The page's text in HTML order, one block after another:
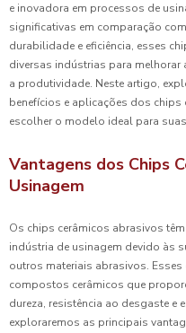
e inovadora em processos de
significativas em comparação
durabilidade e eficiência, esses
diversas indústrias para
a produtividade. Neste artigo,
benefícios e aplicações dos
escolher o modelo ideal para
Vantagens dos Chips
Usinagem
Os chips cerâmicos abrasivos
indústria de usinagem devido às
outros materiais abrasivos.
compostos cerâmicos que
dureza, resistência ao desgaste e
exploraremos as principais